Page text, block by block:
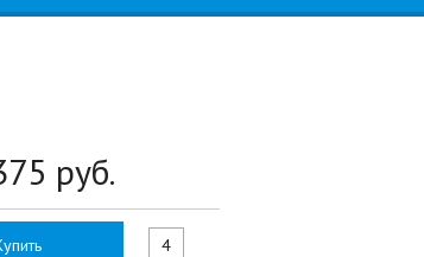
руб.